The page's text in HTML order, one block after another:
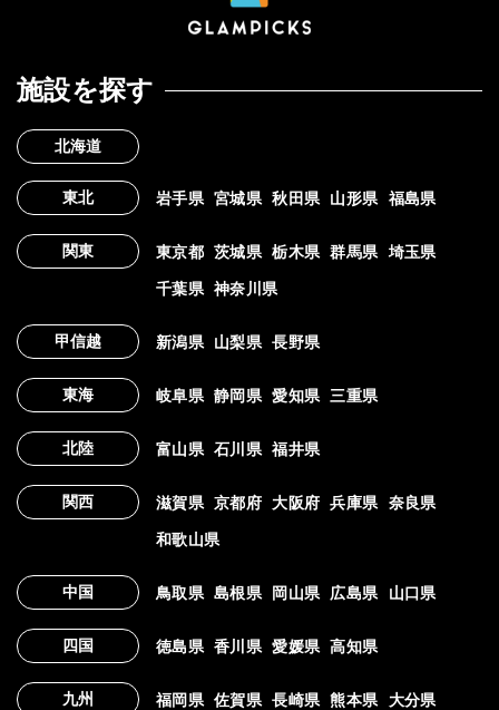
施設を探す
北海道
東北 岩手県 宮城県 秋田県 山形県 福島県
関東 東京都 茨城県 栃木県 群馬県 埼玉県
千葉県 神奈川県
甲信越 新潟県 山梨県 長野県
東海 岐阜県 静岡県 愛知県 三重県
北陸 富山県 石川県 福井県
関西 滋賀県 京都府 大阪府 兵庫県 奈良県
和歌山県
中国 鳥取県 島根県 岡山県 広島県 山口県
四国 徳島県 香川県 愛媛県 高知県
九州 福岡県 佐賀県 長崎県 熊本県 大分県